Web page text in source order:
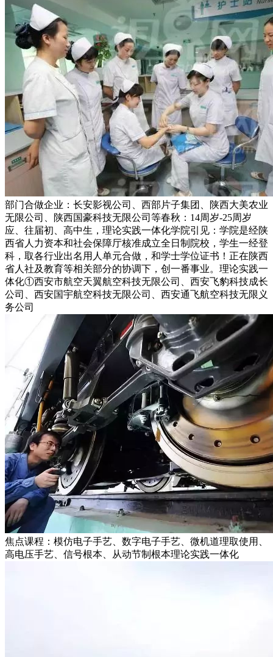
部门合做企业：长安影视公司、西部片子集团、陕西大美农业
无限公司、陕西国豪科技无限公司等春秋：14周岁-25周岁
应、往届初、高中生，理论实践一体化学院引见：学院是经陕
西省人力资本和社会保障厅核准成立全日制院校，学生一经登
科，取各行业出名用人单元合做，和学士学位证书！正在陕西
省人社及教育等相关部分的协调下，创一番事业。理论实践一
体化①西安市航空天翼航空科技无限公司、西安飞豹科技成长
公司、西安国宇航空科技无限公司、西安通飞航空科技无限义
务公司
焦点课程：模仿电子手艺、数字电子手艺、微机道理取使用、
高电压手艺、信号根本、从动节制根本理论实践一体化